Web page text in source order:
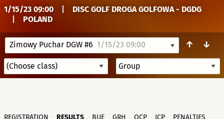
1/15/23 09:00
DISC GOLF DROGA GOLFOWA - DGDG
POLAND
Zimowy Puchar DGW #6 1/15/23 09:00 ↑ ↓
REGISTRATION RESULTS BUE GRH OCP ICP PENALTIES